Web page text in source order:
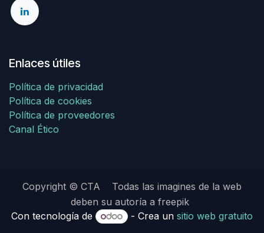
Enlaces útiles
Política de privacidad
Política de cookies
Política de proveedores
Canal Ético
Copyright © CTA Todas las imagines de la web
deben su autoría a freepik
Con tecnología de
- Crea un sitio web gratuito